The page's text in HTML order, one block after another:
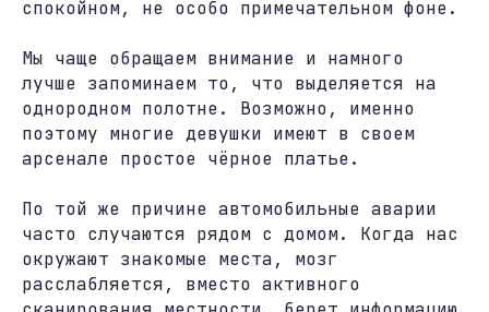
спокойном, не особо примечательном фоне.
Мы чаще обращаем внимание и намного
лучше запоминаем то, что выделяется на
однородном полотне. Возможно, именно
поэтому многие девушки имеют в своем
арсенале простое чёрное платье.
По той же причине автомобильные аварии
часто случаются рядом с домом. Когда нас
окружают знакомые места, мозг
расслабляется, вместо активного